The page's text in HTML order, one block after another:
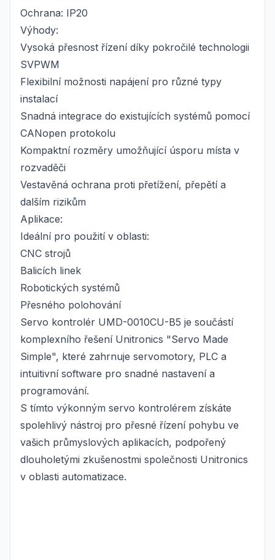
Ochrana: IP20
Výhody:
Vysoká přesnost řízení díky pokročilé technologii
SVPWM
Flexibilní možnosti napájení pro různé typy
instalací
Snadná integrace do existujících systémů pomocí
CANopen protokolu
Kompaktní rozměry umožňující úsporu místa v
rozvaděči
Vestavěná ochrana proti přetížení, přepětí a
dalším rizikům
Aplikace:
Ideální pro použití v oblasti:
CNC strojů
Balicích linek
Robotických systémů
Přesného polohování
Servo kontrolér UMD-0010CU-B5 je součástí
komplexního řešení Unitronics "Servo Made
Simple", které zahrnuje servomotory, PLC a
intuitivní software pro snadné nastavení a
programování.
S tímto výkonným servo kontrolérem získáte
spolehlivý nástroj pro přesné řízení pohybu ve
vašich průmyslových aplikacích, podpořený
dlouholetými zkušenostmi společnosti Unitronics
v oblasti automatizace.